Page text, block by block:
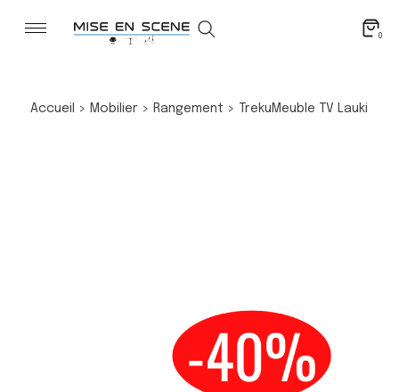
0
Accueil > Mobilier> Rangement > Treku Meuble TV Lauki